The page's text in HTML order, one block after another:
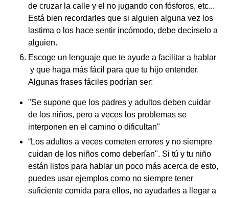
de cruzar la calle y el no jugando con fósforos, etc...
Está bien recordarles que si alguien alguna vez los
lastima o los hace sentir incómodo, debe decírselo a
alguien.
Escoge un lenguaje que te ayude a facilitar a hablar
y que haga más fácil para que tu hijo entender.
Algunas frases fáciles podrían ser:
"Se supone que los padres y adultos deben cuidar
de los niños, pero a veces los problemas se
interponen en el camino o dificultan"
“Los adultos a veces cometen errores y no siempre
cuidan de los niños como deberían". Si tú y tu niño
están listos para hablar un poco más acerca de esto,
puedes usar ejemplos como no siempre tener
suficiente comida para ellos, no ayudarles a llegar a